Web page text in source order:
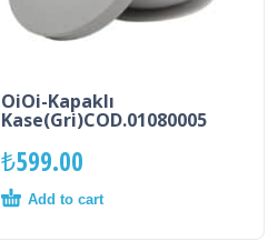
OiOi-Kapaklı
Kase(Gri)COD.01080005
₺599.00
Add to cart